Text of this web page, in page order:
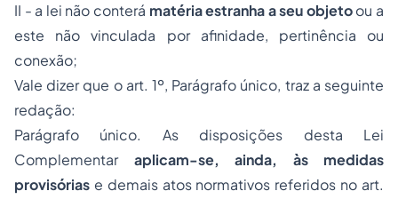
II - a lei não conterá matéria estranha a seu objetoou a
este não vinculada por afinidade, pertinência ou
conexão;
Vale dizer que o art. 1º, Parágrafo único, traz a seguinte
redação:
Parágrafo único. As disposições desta Lei
Complementar aplicam-se, ainda, às medidas
provisórias e demais atos normativos referidos no art.